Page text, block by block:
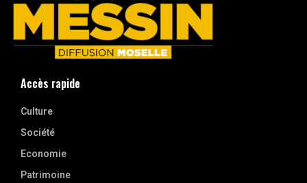
Accès rapide
Culture
Société
Economie
Patrimoine